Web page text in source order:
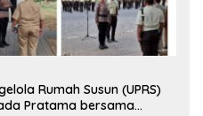
Rumah Susun (UPRS)
Pratama bersama